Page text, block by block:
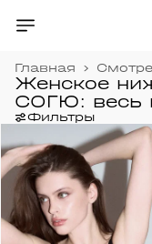
Главная ›
Женское
СОГЮ: весь
Фильтры